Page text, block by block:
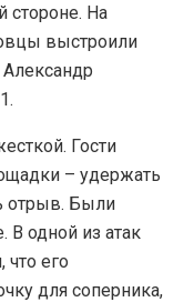
стороне. На
выстроили
Гости
– удержать
отрыв. Были
одной из атак
что его
для соперника,